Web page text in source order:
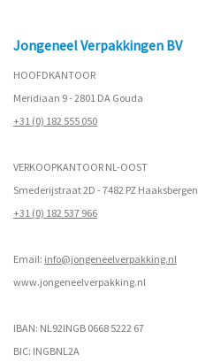
Jongeneel Verpakkingen BV
HOOFDKANTOOR
Meridiaan 9 - 2801 DA Gouda
+31 (0) 182 555 050
VERKOOPKANTOOR NL-OOST
Smederijstraat 2D - 7482 PZ Haaksbergen
+31 (0) 182 537 966
Email: info@jongeneelverpakking.nl
www.jongeneelverpakking.nl
IBAN: NL92INGB 0668 5222 67
BIC: INGBNL2A